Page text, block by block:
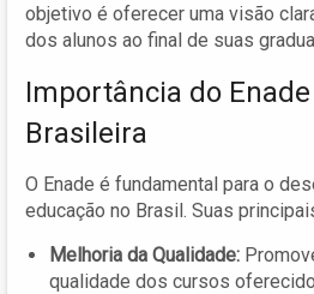
objetivo é oferecer uma visão
dos alunos ao final de suas
Importância do
Brasileira
O Enade é fundamental para o
educação no Brasil. Suas
Melhoria da Qualidade:
qualidade dos cursos